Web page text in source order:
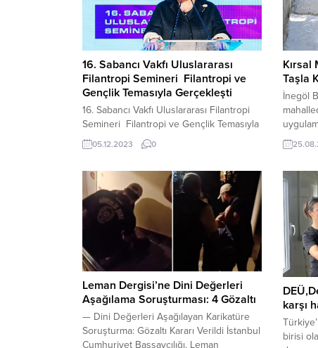
16. Sabancı Vakfı Uluslararası
Filantropi Semineri Filantropi ve
Gençlik Temasıyla Gerçekleşti
16. Sabancı Vakfı Uluslararası Filantropi
Semineri Filantropi ve Gençlik Temasıyla
Gerçekleşti Sabancı Vakfı’nın 2007
yılından beri gerçekleştirdiği Uluslararası
gençlerin beklentileri gündemde
tutularak filantropi alanına katılımlarını
teşvik edecek yöntemler ele alındı.
Sabancı Vakfı Mütevelli Heyeti Başkanı
Güler Sabancı seminerde yaptığı açılış
konuşmasında, “Bugün, dünya çapındaki
bir...
05.12.2023 0
Kırsal
Taşla
İnegöl
olan
parke
devam
Hem
Leman Dergisi’ne Dini Değerleri
Aşağılama Soruşturması: 4 Gözaltı
— Dini Değerleri Aşağılayan Karikatüre
Soruşturma: Gözaltı Kararı Verildi İstanbul
Cumhuriyet Başsavcılığı, Leman
karşı
birisi